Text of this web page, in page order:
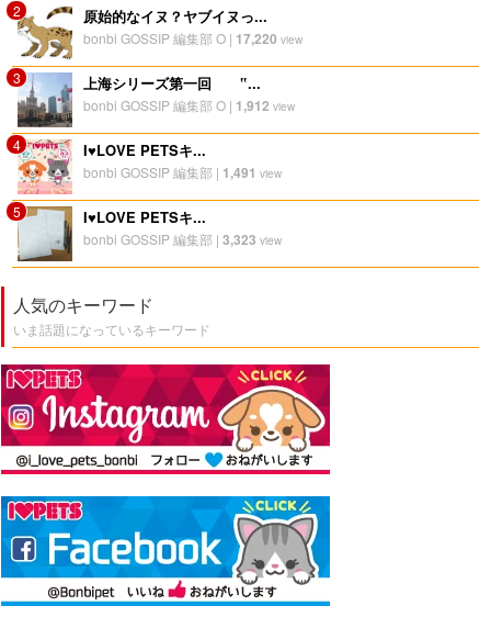
2 原始的なイヌ？ヤブイヌっ...
bonbi GOSSIP 編集部 O | 17,220 view
3 上海シリーズ第一回 ‟...
bonbi GOSSIP 編集部 O | 1,912 view
4 I♥LOVE PETSキ...
bonbi GOSSIP 編集部 | 1,491 view
5 I♥LOVE PETSキ...
bonbi GOSSIP 編集部 | 3,323 view
人気のキーワード
いま話題になっているキーワード